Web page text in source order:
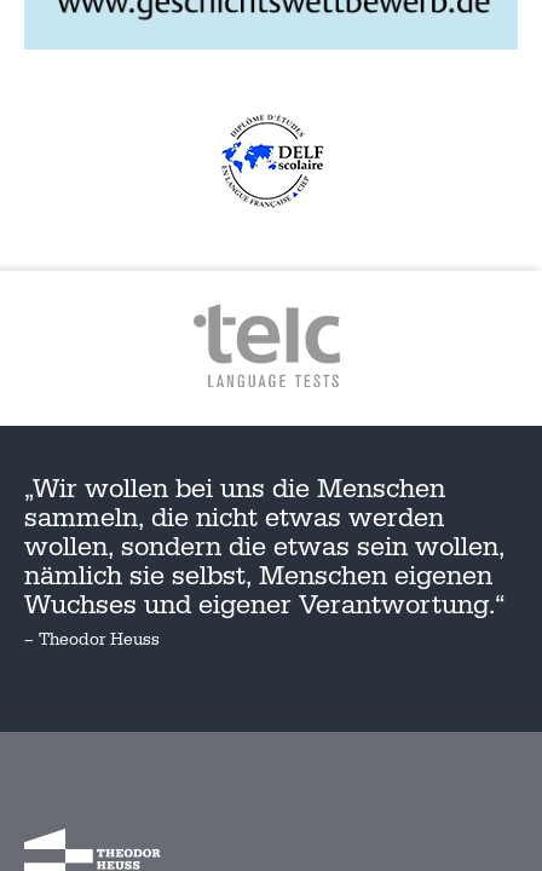
„Wir wollen bei uns die Menschen
sammeln, die nicht etwas werden
wollen, sondern die etwas sein wollen,
nämlich sie selbst, Menschen eigenen
Wuchses und eigener Verantwortung.“
– Theodor Heuss